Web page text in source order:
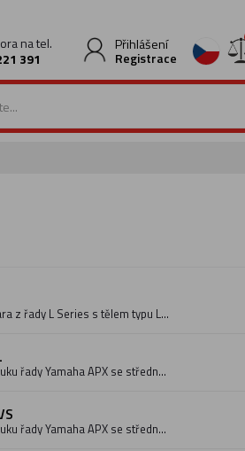
na tel.
391
Přihlášení
Registrace
z řady L Series s tělem typu LJ
A.R.E., masivním
výškami a mimořádnou
povrchová úprava.
řady Yamaha APX se středně
a nabízí tak ideální
a soustředěnější tón
řady Yamaha APX se středně
a nabízí tak ideální